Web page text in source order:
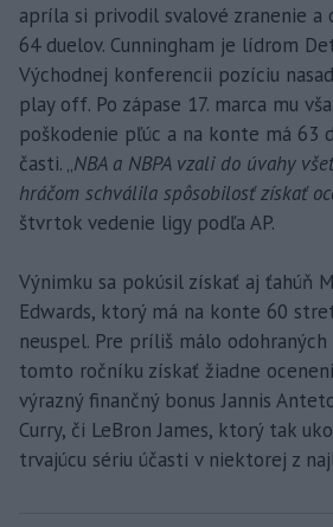
apríla si privodil svalové zranenie a
64 duelov. Cunningham je lídrom
Východnej konferencii pozíciu
play off. Po zápase 17. marca mu
poškodenie pľúc a na konte má 63
časti. „NBA a NBPA vzali do úvahy
hráčom schválila spôsobilosť získať
štvrtok vedenie ligy podľa AP.
Výnimku sa pokúsil získať aj ťahúň
Edwards, ktorý má na konte 60
neuspel. Pre príliš málo
tomto ročníku získať žiadne
výrazný finančný bonus Jannis
Curry, či LeBron James, ktorý tak
trvajúcu sériu účasti v niektorej z